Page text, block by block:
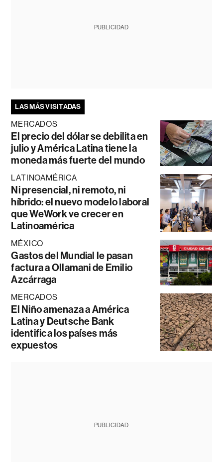
PUBLICIDAD
LAS MÁS VISITADAS
MERCADOS
El precio del dólar se debilita en
julio y América Latina tiene la
moneda más fuerte del mundo
LATINOAMÉRICA
Ni presencial, ni remoto, ni
híbrido: el nuevo modelo laboral
que WeWork ve crecer en
Latinoamérica
MÉXICO
Gastos del Mundial le pasan
factura a Ollamani de Emilio
Azcárraga
MERCADOS
El Niño amenaza a América
Latina y Deutsche Bank
identifica los países más
expuestos
PUBLICIDAD